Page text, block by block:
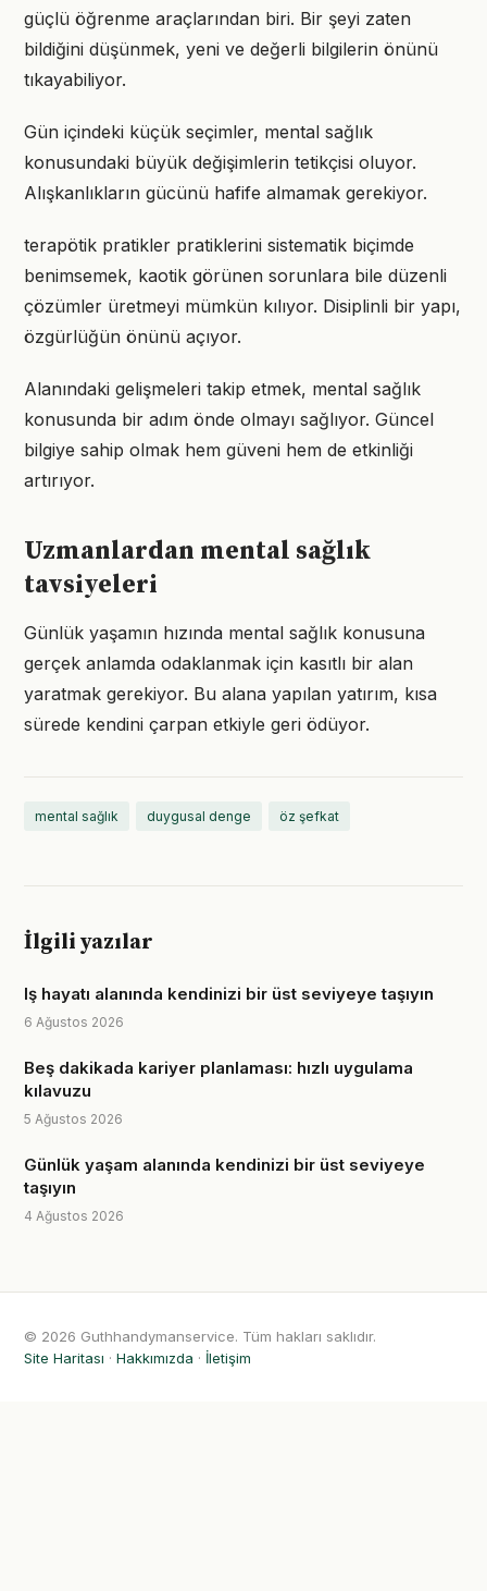
güçlü öğrenme araçlarından biri. Bir şeyi zaten
bildiğini düşünmek, yeni ve değerli bilgilerin önünü
tıkayabiliyor.
Gün içindeki küçük seçimler, mental sağlık
konusundaki büyük değişimlerin tetikçisi oluyor.
Alışkanlıkların gücünü hafife almamak gerekiyor.
terapötik pratikler pratiklerini sistematik biçimde
benimsemek, kaotik görünen sorunlara bile düzenli
çözümler üretmeyi mümkün kılıyor. Disiplinli bir yapı,
özgürlüğün önünü açıyor.
Alanındaki gelişmeleri takip etmek, mental sağlık
konusunda bir adım önde olmayı sağlıyor. Güncel
bilgiye sahip olmak hem güveni hem de etkinliği
artırıyor.
Uzmanlardan mental sağlık
tavsiyeleri
Günlük yaşamın hızında mental sağlık konusuna
gerçek anlamda odaklanmak için kasıtlı bir alan
yaratmak gerekiyor. Bu alana yapılan yatırım, kısa
sürede kendini çarpan etkiyle geri ödüyor.
mental sağlık duygusal denge öz şefkat
İlgili yazılar
Iş hayatı alanında kendinizi bir üst seviyeye taşıyın
6 Ağustos 2026
Beş dakikada kariyer planlaması: hızlı uygulama
kılavuzu
5 Ağustos 2026
Günlük yaşam alanında kendinizi bir üst seviyeye
taşıyın
4 Ağustos 2026
© 2026 Guthhandymanservice. Tüm hakları saklıdır.
Site Haritası · Hakkımızda · İletişim